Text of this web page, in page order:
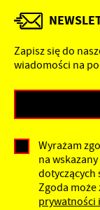
Zapisz się do
wiadomości na
Wyrażam
na
dotyczących
Zgoda może
prywatności